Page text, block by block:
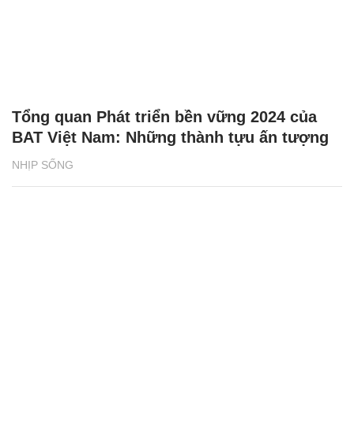
NHỊP SỐNG
Tổng quan Phát triển bền vững 2024 của
BAT Việt Nam: Những thành tựu ấn tượng